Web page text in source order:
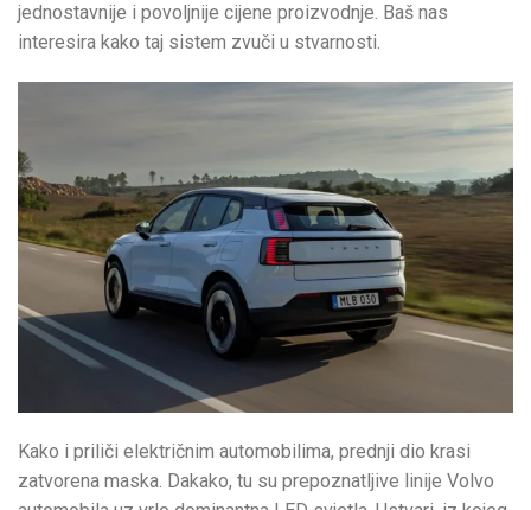
jednostavnije i povoljnije cijene proizvodnje. Baš nas
interesira kako taj sistem zvuči u stvarnosti.
Kako i priliči električnim automobilima, prednji dio krasi
zatvorena maska. Dakako, tu su prepoznatljive linije Volvo